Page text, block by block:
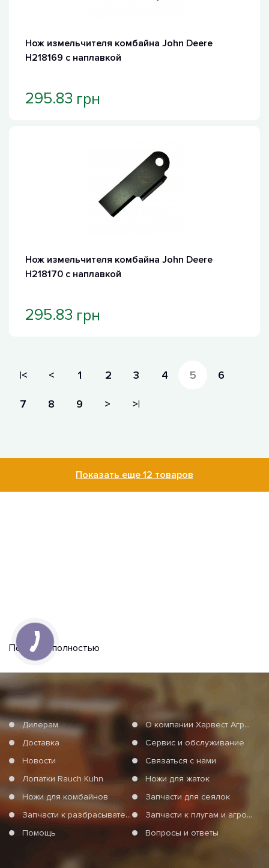
Нож измельчителя комбайна John Deere
H218169 с наплавкой
295.83 грн
Нож измельчителя комбайна John Deere
H218170 с наплавкой
295.83 грн
|< < 1 2 3 4 5 6
7 8 9 > >|
Показать еще 12 товаров
Показать полностью
Дилерам
О компании Харвест Агро Груп
Доставка
Сервис и обслуживание
Новости
Связаться с нами
Лопатки Rauch Kuhn
Ножи для жаток
Ножи для комбайнов
Запчасти для сеялок
Запчасти к разбрасывателям минеральных удобрений
Запчасти к плугам и агротехнике
Помощь
Вопросы и ответы